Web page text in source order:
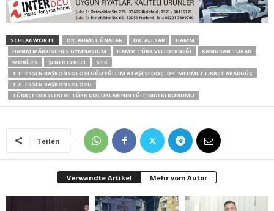
SCHLAGWORTE DR. AHMET ÜNALAN DR. ALI SAK
HAMM
HAMM MÄRKISCHES GYMNASIUM
HAMM TÜRK VELI DERNEĞI
KAMURAN TURAN
MOBİLES
ŞENER CEBECI
STK
T.C. ESSEN BAŞKONSOLOSLUĞU EĞITIM ATAŞESI DOÇ. DR. MEHMET FIKRET ARARGÜÇ
T.C. ESSEN BAŞKONSOLOSU
TÜRKÇE DERSLERI VE TÜRK ÇOCUKLARININ EĞITIMDEKI KONUMU
Teilen
Verwandte Artikel Mehr vom Autor